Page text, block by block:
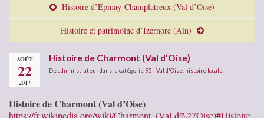
Histoire d’Epinay-Champlatreux (Val d’Oise)
Histoire et patrimoine d’Izernore (Ain)
AOÛT
22
2017
Histoire de Charmont (Val d’Oise)
Deadministrateurdans la catégorie 95 - Val d'Oise histoire locale
Histoire de Charmont (Val d’Oise)
https://fr.wikipedia.org/wiki/Charmont_(Val-d%27Oise)#Histoire